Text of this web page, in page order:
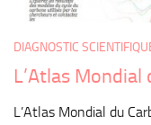
DIAGNOSTIC
L’Atlas Mondial
L’Atlas Mondial du